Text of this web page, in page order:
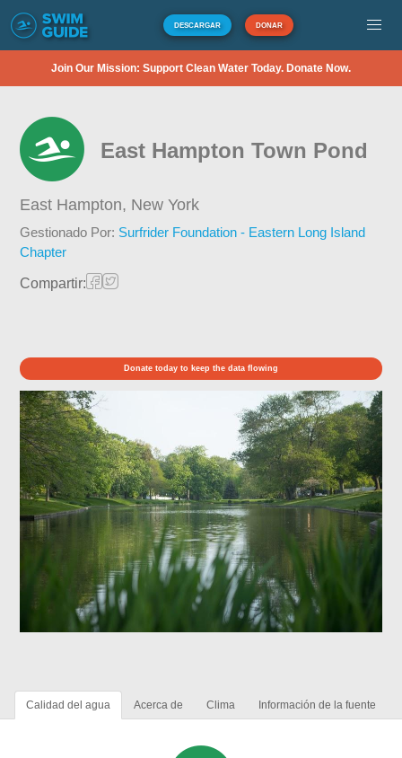
DESCARGAR DONAR
Join Our Mission: Support Clean Water Today. Donate Now.
East Hampton Town Pond
East Hampton, New York
Gestionado Por: Surfrider Foundation - Eastern Long Island
Chapter
Compartir:
Donate today to keep the data flowing
Calidad del agua Acerca de Clima Información de la fuente